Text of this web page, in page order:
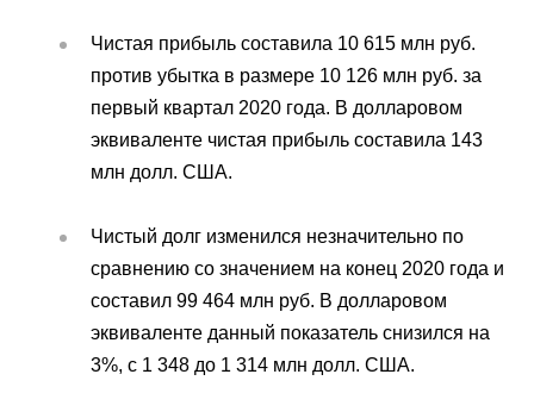
Чистая прибыль составила 10 615 млн руб.
против убытка в размере 10 126 млн руб. за
первый квартал 2020 года. В долларовом
эквиваленте чистая прибыль составила 143
млн долл. США.
Чистый долг изменился незначительно по
сравнению со значением на конец 2020 года и
составил 99 464 млн руб. В долларовом
эквиваленте данный показатель снизился на
3%, с 1 348 до 1 314 млн долл. США.